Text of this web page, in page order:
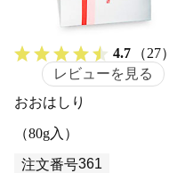
4.7
（27）
レビューを見る
おおはしり
（80g入）
注文番号361